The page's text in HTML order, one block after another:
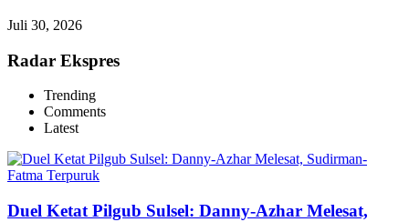
Juli 30, 2026
Radar Ekspres
Trending
Comments
Latest
Duel Ketat Pilgub Sulsel: Danny-Azhar Melesat,